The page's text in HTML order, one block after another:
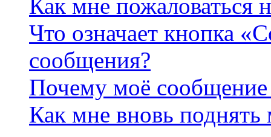
Как мне пожаловаться
Что означает кнопка
сообщения?
Почему моё сообщение
Как мне вновь